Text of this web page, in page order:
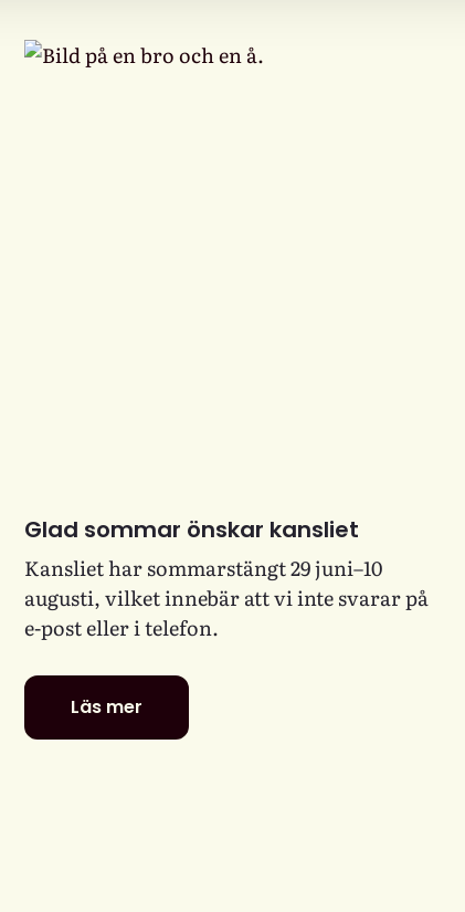
Glad sommar önskar kansliet
Kansliet har sommarstängt 29 juni–10
augusti, vilket innebär att vi inte svarar på
e-post eller i telefon.
Läs mer
Glad
sommar